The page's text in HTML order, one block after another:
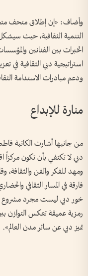
وأضاف: «إن إطلاق متحف
التنمية الثقافية، حيث
الخبرات بين الفنانين
استراتيجية دبي الثقافية في
ودعم مبادرات الاستدامة
منارة للإبداع
من جانبها أشارت الكاتبة
دبي لا تكتفي بأن تكون مركزاً
ومهد للفكر والفن
فارقة في المسار الثقافي
خور دبي ليست مجرد مشروع
رمزية عميقة تعكس التوازن بين
تميز دبي عن سائر مدن العالم».